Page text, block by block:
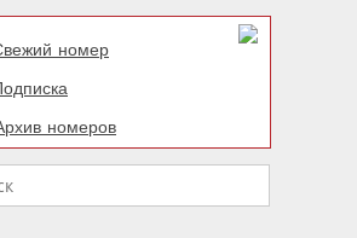
номер
номеров